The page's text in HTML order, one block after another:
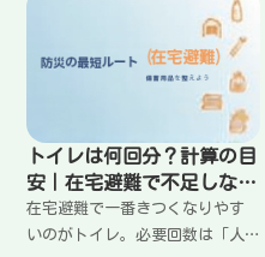
イレ・電源）、体調と家族事情
の3軸で整理すると迷いが減る。
すぐ動くべきケース、様子を見
るべきケース、家族の合意の取
トイレは何回分？計算の目
安｜在宅避難で不足しない
回数の考え方
在宅避難で一番きつくなりやす
いのがトイレ。必要回数は「人